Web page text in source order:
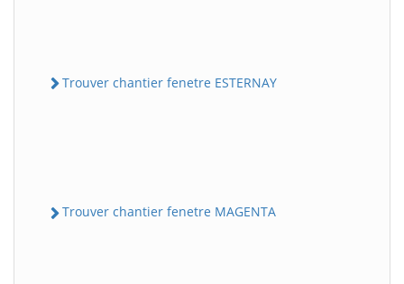
Trouver chantier fenetre ESTERNAY
Trouver chantier fenetre MAGENTA